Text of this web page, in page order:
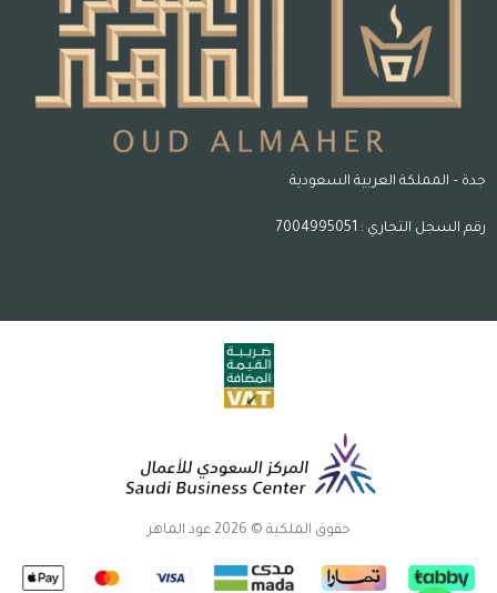
جدة – المملكة العربية السعودية
رقم السجل التجاري : 7004995051
حقوق الملكية © 2026 عود الماهر